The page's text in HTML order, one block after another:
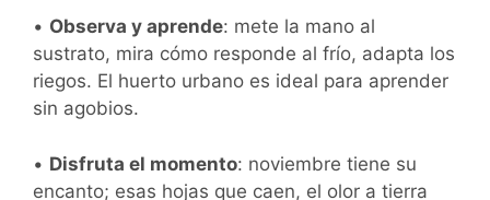
• Observa y aprende: mete la mano al
sustrato, mira cómo responde al frío, adapta los
riegos. El huerto urbano es ideal para aprender
sin agobios.
• Disfruta el momento: noviembre tiene su
encanto; esas hojas que caen, el olor a tierra